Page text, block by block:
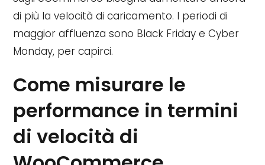
di più la velocità di caricamento. I periodi di
maggior affluenza sono Black Friday e Cyber
Monday, per capirci.
Come misurare le
performance in termini
di velocità di